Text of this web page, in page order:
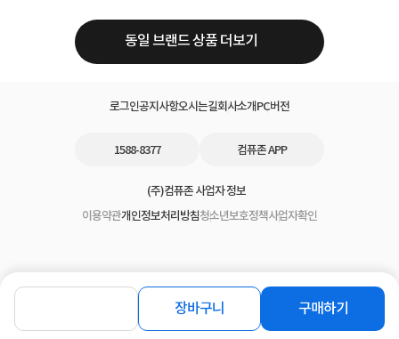
장바구니 구매하기
동일 브랜드 상품 더보기
로그인공지사항오시는길회사소개PC버전
1588-8377 컴퓨존 APP
(주)컴퓨존 사업자 정보
이용약관개인정보처리방침청소년보호정책사업자확인